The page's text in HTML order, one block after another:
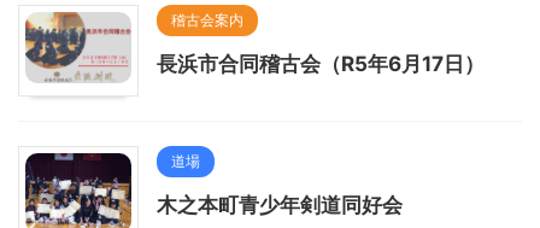
稽古会案内
長浜市合同稽古会（R5年6月17日）
道場
木之本町青少年剣道同好会